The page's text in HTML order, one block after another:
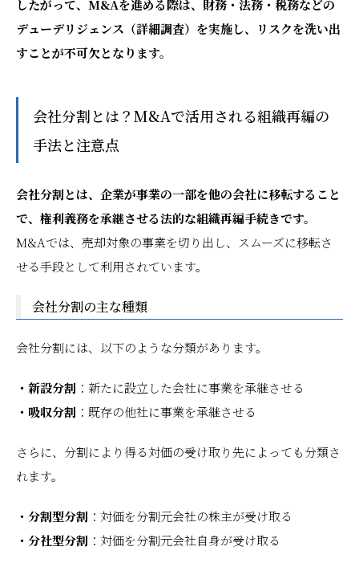
したがって、M&Aを進める際は、財務・法務・税務などの
デューデリジェンス（詳細調査）を実施し、リスクを洗い出
すことが不可欠となります。
会社分割とは？M&Aで活用される組織再編の
手法と注意点
会社分割とは、企業が事業の一部を他の会社に移転すること
で、権利義務を承継させる法的な組織再編手続きです。
M&Aでは、売却対象の事業を切り出し、スムーズに移転さ
せる手段として利用されています。
会社分割の主な種類
会社分割には、以下のような分類があります。
・新設分割 ：新たに設立した会社に事業を承継させる
・吸収分割 ：既存の他社に事業を承継させる
さらに、分割により得る対価の受け取り先によっても分類さ
れます。
・分割型分割 ：対価を分割元会社の株主が受け取る
・分社型分割 ：対価を分割元会社自身が受け取る